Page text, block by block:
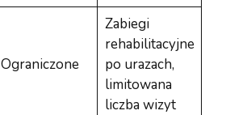
Ograniczone
Zabiegi
rehabilitacyjne
po urazach,
limitowana
liczba wizyt